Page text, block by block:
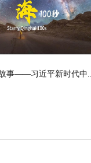
事——习近平新时代中...